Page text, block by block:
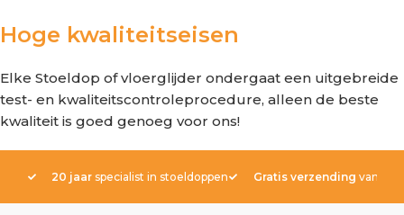
Hoge kwaliteitseisen
Elke Stoeldop of vloerglijder ondergaat een uitgebreide
test- en kwaliteitscontroleprocedure, alleen de beste
kwaliteit is goed genoeg voor ons!
20 jaar specialist in stoeldoppen Gratis verzending vanaf €